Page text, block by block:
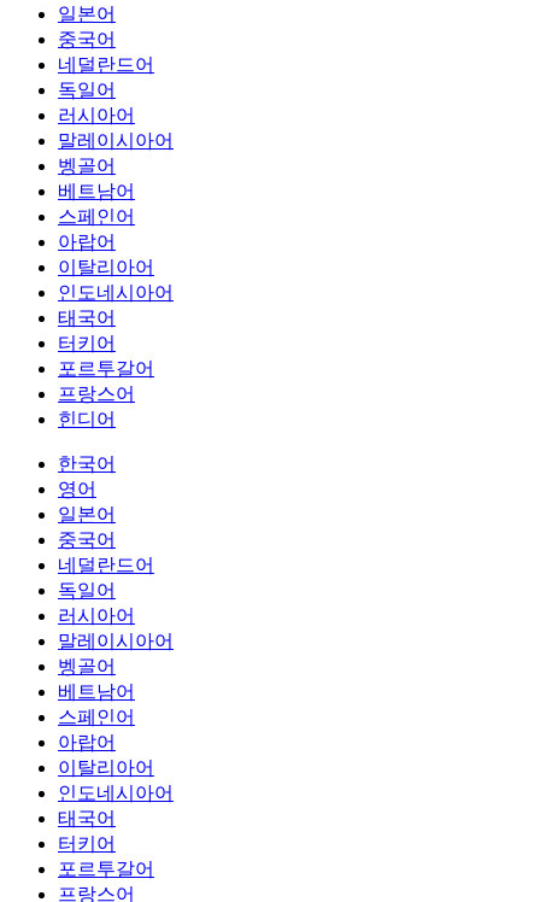
일본어
중국어
네덜란드어
독일어
러시아어
말레이시아어
벵골어
베트남어
스페인어
아랍어
이탈리아어
인도네시아어
태국어
터키어
포르투갈어
프랑스어
힌디어
한국어
영어
일본어
중국어
네덜란드어
독일어
러시아어
말레이시아어
벵골어
베트남어
스페인어
아랍어
이탈리아어
인도네시아어
태국어
터키어
포르투갈어
프랑스어